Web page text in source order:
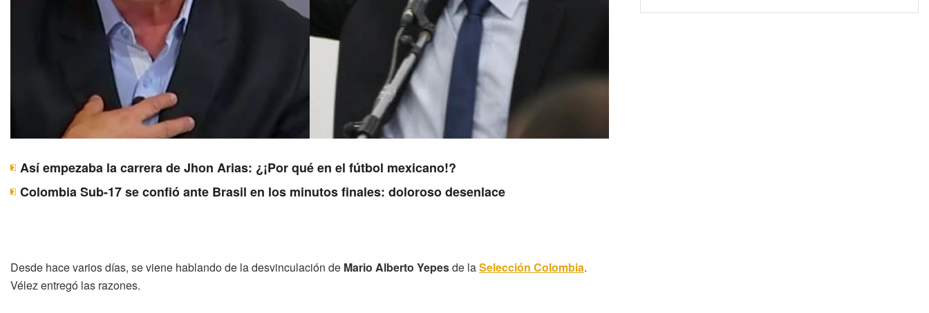
Así empezaba la carrera de Jhon Arias: ¿¡Por qué en el fútbol mexicano!?
Colombia Sub-17 se confió ante Brasil en los minutos finales: doloroso desenlace
Desde hace varios días, se viene hablando de la desvinculación de Mario Alberto Yepesde laSelección Colombia.
Vélez entregó las razones.